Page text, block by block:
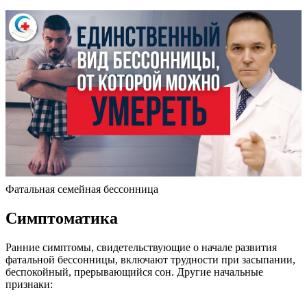
Фатальная семейная бессонница
Симптоматика
Ранние симптомы, свидетельствующие о начале развития
фатальной бессонницы, включают трудности при засыпании,
беспокойный, прерывающийся сон. Другие начальные
признаки: